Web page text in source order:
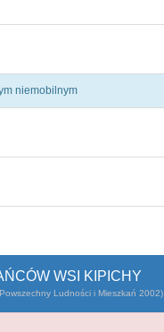
niemobilnym
WSI KIPICHY
Ludności i Mieszkań 2002)